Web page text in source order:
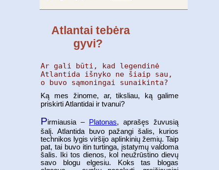
Atlantai tebėra
gyvi?
Ar gali būti, kad legendinė
Atlantida išnyko ne šiaip sau,
o buvo sąmoningai sunaikinta?
Ką mes žinome, ar, tiksliau, ką galime
priskirti Atlantidai ir tvanui?
Pirmiausia – Platonas, aprašęs žuvusią
šalį. Atlantida buvo pažangi šalis, kurios
technikos lygis viršijo aplinkinių žemių. Taip
pat, tai buvo itin turtinga, įstatymų valdoma
šalis. Iki tos dienos, kol neužrūstino dievų
savo blogu elgesiu. Koks tas blogas